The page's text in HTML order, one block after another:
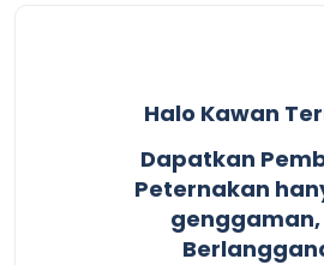
Halo Kawan
Dapatkan
Peternakan
genggaman,